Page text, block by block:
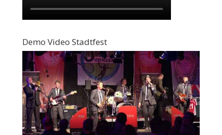
Demo Video Stadtfest